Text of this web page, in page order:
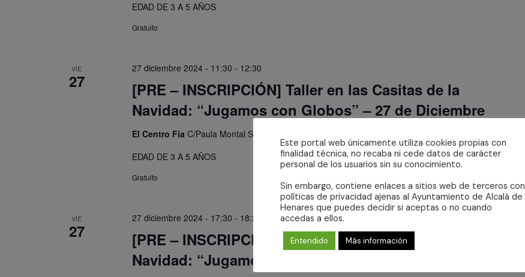
EDAD DE 3 A 5 AÑOS
Gratuito
VIE
27
[PRE – INSCRIPCIÓN] Taller en las Casitas de la
Navidad: “Jugamos con Globos” – 27 de Diciembre
27 diciembre 2024 - 11:30 - 12:30
El Centro Fia C/Paula Montal S/N, Alcalá de Henares, Madrid, España
EDAD DE 3 A 5 AÑOS
Gratuito
VIE
27
[PRE – INSCRIPCIÓN] Taller en las Casitas de la
Navidad: “Jugamos con Globos” – 27 de Diciembre
27 diciembre 2024 - 17:30 - 18:30
Este portal web únicamente utiliza cookies propias con
finalidad técnica, no recaba ni cede datos de carácter
personal de los usuarios sin su conocimiento.
Sin embargo, contiene enlaces a sitios web de terceros con
políticas de privacidad ajenas al Ayuntamiento de Alcalá de
Henares que puedes decidir si aceptas o no cuando
accedas a ellos.
Entendido Más información